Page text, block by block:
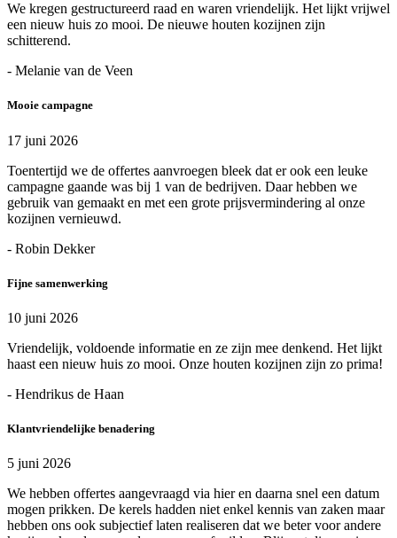
We kregen gestructureerd raad en waren vriendelijk. Het lijkt vrijwel
een nieuw huis zo mooi. De nieuwe houten kozijnen zijn
schitterend.
- Melanie van de Veen
Mooie campagne
17 juni 2026
Toentertijd we de offertes aanvroegen bleek dat er ook een leuke
campagne gaande was bij 1 van de bedrijven. Daar hebben we
gebruik van gemaakt en met een grote prijsvermindering al onze
kozijnen vernieuwd.
- Robin Dekker
Fijne samenwerking
10 juni 2026
Vriendelijk, voldoende informatie en ze zijn mee denkend. Het lijkt
haast een nieuw huis zo mooi. Onze houten kozijnen zijn zo prima!
- Hendrikus de Haan
Klantvriendelijke benadering
5 juni 2026
We hebben offertes aangevraagd via hier en daarna snel een datum
mogen prikken. De kerels hadden niet enkel kennis van zaken maar
hebben ons ook subjectief laten realiseren dat we beter voor andere